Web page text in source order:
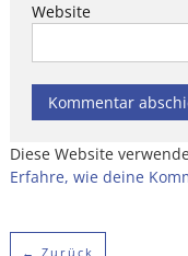
Website
Diese Website
Erfahre, wie deine
← Zurück